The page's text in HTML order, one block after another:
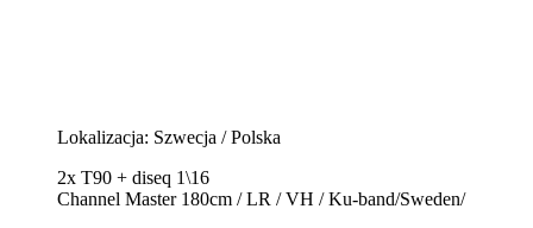
Lokalizacja: Szwecja / Polska
2x T90 + diseq 1\16
Channel Master 180cm / LR / VH / Ku-band/Sweden/